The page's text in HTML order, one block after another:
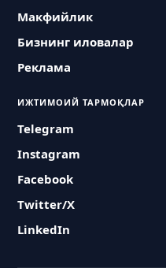
Макфийлик
Бизнинг иловалар
Реклама
ИЖТИМОИЙ ТАРМОҚЛАР
Telegram
Instagram
Facebook
Twitter/X
LinkedIn